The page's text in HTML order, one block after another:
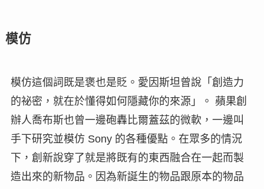
模仿
模仿這個詞既是褒也是貶。愛因斯坦曾說「創造力
的祕密，就在於懂得如何隱藏你的來源」。 蘋果創
辦人喬布斯也曾一邊砲轟比爾蓋茲的微軟，一邊叫
手下研究並模仿 Sony 的各種優點。在眾多的情況
下，創新說穿了就是將既有的東西融合在一起而製
造出來的新物品。因為新誕生的物品跟原本的物品